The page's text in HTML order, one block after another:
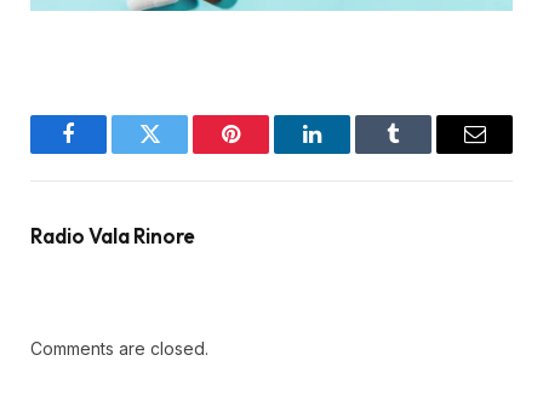
FacebookTwitter Pinterest LinkedInTumblr Email
Radio Vala Rinore
Comments are closed.